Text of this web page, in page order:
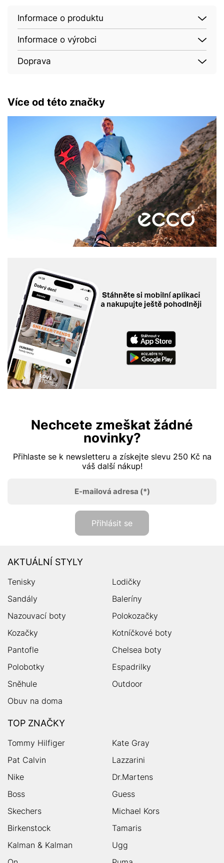
Informace o produktu
Informace o výrobci
Doprava
Více od této značky
Nechcete zmeškat žádné
novinky?
Přihlaste se k newsletteru a získejte slevu 250 Kč na
váš další nákup!
E-mailová adresa (*)
Přihlásit se
AKTUÁLNÍ STYLY
Tenisky
Lodičky
Sandály
Baleríny
Nazouvací boty
Polokozačky
Kozačky
Kotníčkové boty
Pantofle
Chelsea boty
Polobotky
Espadrilky
Sněhule
Outdoor
Obuv na doma
TOP ZNAČKY
Tommy Hilfiger
Kate Gray
Pat Calvin
Lazzarini
Nike
Dr.Martens
Boss
Guess
Skechers
Michael Kors
Birkenstock
Tamaris
Kalman & Kalman
Ugg